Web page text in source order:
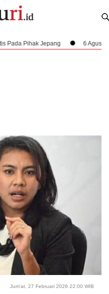
Pihak Jepang 6 Agustus
Jum'at, 27 Februari 2026 22:00 WIB